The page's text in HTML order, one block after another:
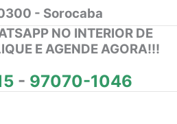
- Sorocaba
NO INTERIOR DE
E AGENDE AGORA!!!
- 97070-1046